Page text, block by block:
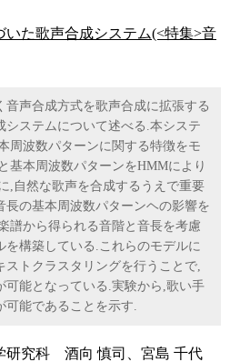
いた歌声合成システム(<特集>音
音声合成方式を歌声合成に拡張する
システムについて述べる.本システ
周波数パターンに関する特徴をモ
基本周波数パターンをHMMにより
,自然な歌声を合成するうえで重要
長の基本周波数パターンヘの影響を
譜から得られる音階と音長を考慮
を構築している.これらのモデルに
ストクラスタリングを行うことで,
可能となっている.実験から,歌い手
可能であることを示す.
研究科 酒向 慎司、宮島 千代